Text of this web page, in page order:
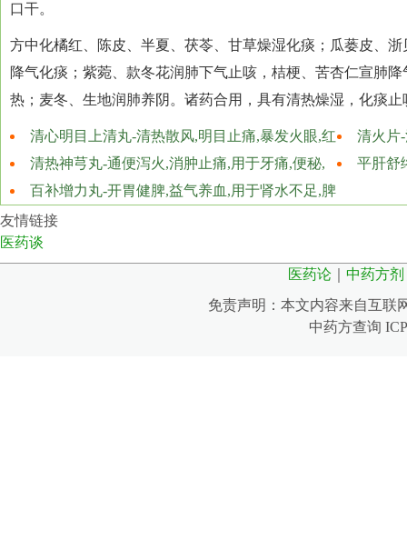
口干。
方中化橘红、陈皮、半夏、茯苓、甘草燥湿化痰；瓜蒌皮、
降气化痰；紫菀、款冬花润肺下气止咳，桔梗、苦杏仁宣肺
热；麦冬、生地润肺养阴。诸药合用，具有清热燥湿，化痰止
清心明目上清丸-清热散风,明目止痛,暴发火眼,红
肿痛痒,热泪昏花,云翳遮睛,头痛目眩,烦燥口渴,大便
燥结
清火片
目眩,口鼻
清热神芎丸-通便泻火,消肿止痛,用于牙痛,便秘,
目赤鼻肿
平肝舒
百补增力丸-开胃健脾,益气养血,用于肾水不足,脾
胃失和引起的自汗盗汗,腰腿疼痛,精神疲倦,劳伤过
度,咳嗽咯血,食欲不振,消化不良
友情链接
医药谈
医药论 中药方剂
免责声明：本文内容来自互联
中药方查询